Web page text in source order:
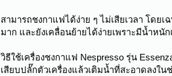
สามารถชงกาแฟได้ง่าย ๆ ไม่เสียเวลา โดย
มาก และยังเคลื่อนย้ายได้ง่ายเพราะมีน้ำห
วิธีใช้เครื่องชงกาแฟ Nespresso รุ่น
เสียบปลั๊กตัวเครื่องแล้วเติมน้ำที่สะอาดลงใน